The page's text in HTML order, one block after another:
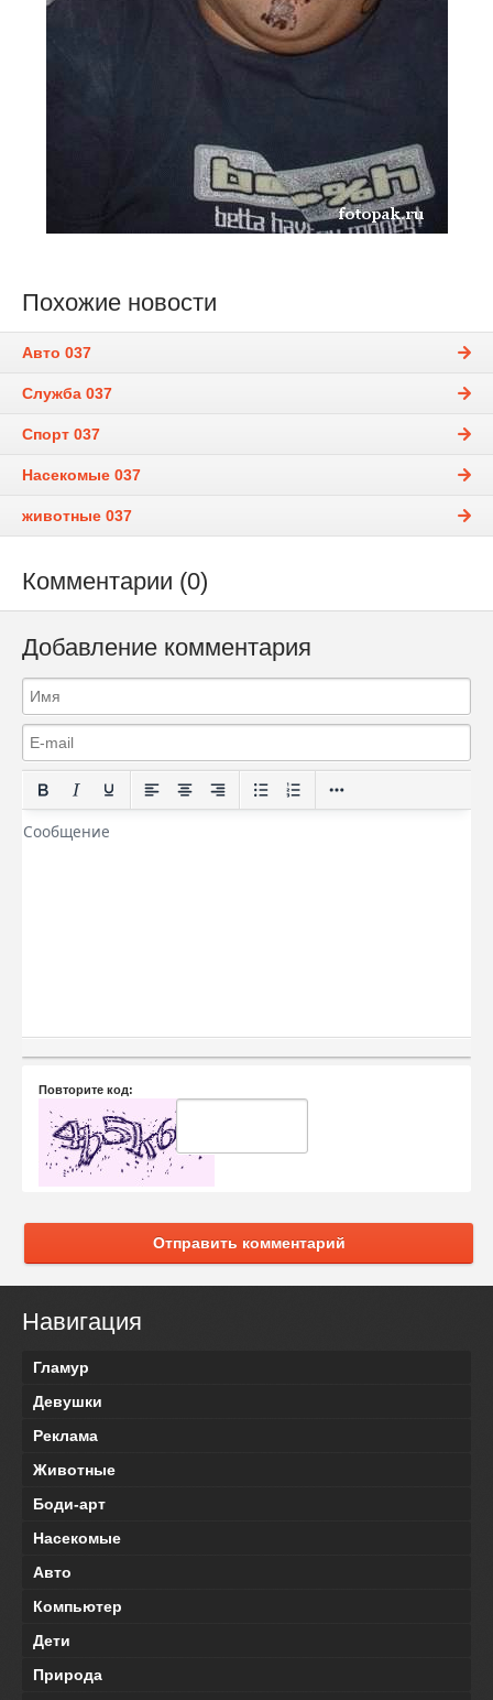
Похожие новости
Авто 037
Служба 037
Спорт 037
Насекомые 037
животные 037
Комментарии (0)
Добавление комментария
Повторите код:
Отправить комментарий
Навигация
Гламур
Девушки
Реклама
Животные
Боди-арт
Насекомые
Авто
Компьютер
Дети
Природа